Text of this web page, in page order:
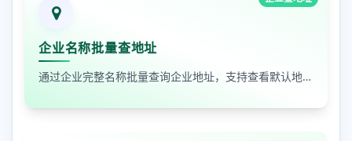
企业名称批量查地址
通过企业完整名称批量查询企业地址，支持查看默认地址、年报地址和注册地址，适合企业资料整理和工商信息核对